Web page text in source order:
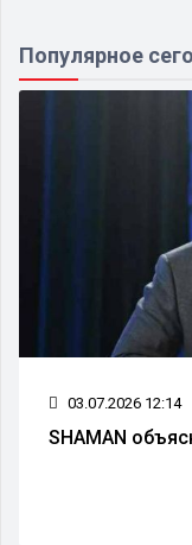
Популярное
03.07.2026 12:14
SHAMAN